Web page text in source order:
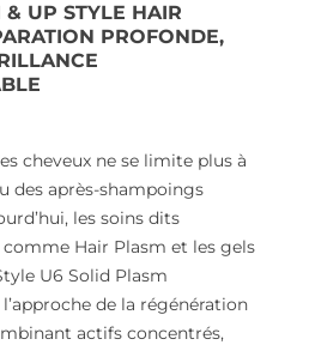
UP STYLE HAIR
PROFONDE,
cheveux ne se limite plus à
des après-shampoings
les soins dits
comme Hair Plasm et les gels
U6 Solid Plasm
de la régénération
actifs concentrés,